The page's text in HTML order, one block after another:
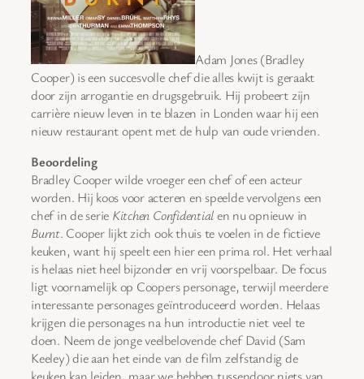
Adam Jones (Bradley
Cooper) is een succesvolle chef die alles kwijt is geraakt
door zijn arrogantie en drugsgebruik. Hij probeert zijn
carrière nieuw leven in te blazen in Londen waar hij een
nieuw restaurant opent met de hulp van oude vrienden.
Beoordeling
Bradley Cooper wilde vroeger een chef of een acteur
worden. Hij koos voor acteren en speelde vervolgens een
chef in de serie Kitchen Confidentialen nu opnieuw in
Burnt. Cooper lijkt zich ook thuis te voelen in de fictieve
keuken, want hij speelt een hier een prima rol. Het verhaal
is helaas niet heel bijzonder en vrij voorspelbaar. De focus
ligt voornamelijk op Coopers personage, terwijl meerdere
interessante personages geïntroduceerd worden. Helaas
krijgen die personages na hun introductie niet veel te
doen. Neem de jonge veelbelovende chef David (Sam
Keeley) die aan het einde van de film zelfstandig de